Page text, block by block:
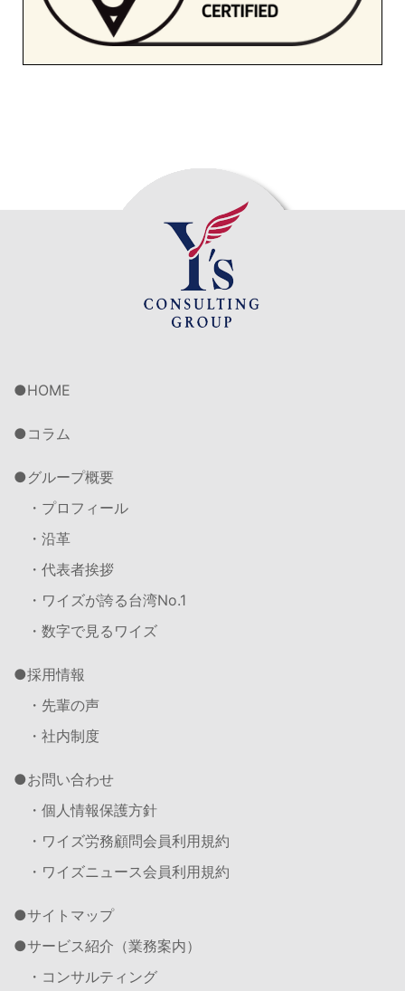
HOME
コラム
グループ概要
・プロフィール
・沿革
・代表者挨拶
・ワイズが誇る台湾No.1
・数字で見るワイズ
採用情報
・先輩の声
・社内制度
お問い合わせ
・個人情報保護方針
・ワイズ労務顧問会員利用規約
・ワイズニュース会員利用規約
サイトマップ
サービス紹介（業務案内）
・コンサルティング